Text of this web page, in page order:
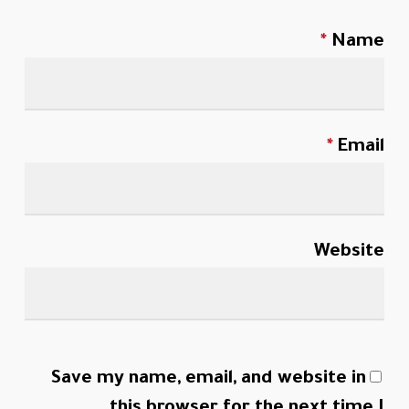
Name
*
Email
*
Website
Save my name, email, and website in